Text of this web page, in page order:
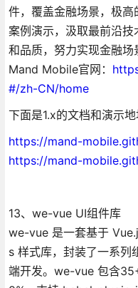
件，覆盖金融场景，极高
案例演示，汲取最前沿
和品质，努力实现金融场
Mand Mobile官网：
#/zh-CN/home
下面是1.x的文档和演示
https://mand-
https://mand-
13、we-vue UI组件库
we-vue 是一套基于
s 样式库，封装了一系列
端开发。we-vue 包含